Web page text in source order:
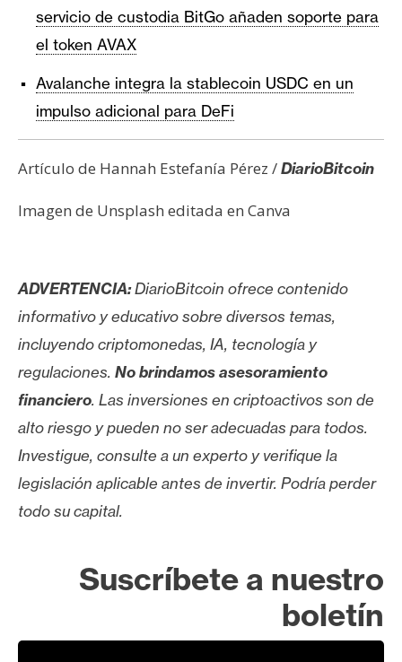
servicio de custodia BitGo añaden soporte para
el token AVAX
Avalanche integra la stablecoin USDC en un
impulso adicional para DeFi
Artículo de Hannah Estefanía Pérez /DiarioBitcoin
Imagen de Unsplash editada en Canva
ADVERTENCIA:DiarioBitcoin ofrece contenido
informativo y educativo sobre diversos temas,
incluyendo criptomonedas, IA, tecnología y
regulaciones. No brindamos asesoramiento
financiero. Las inversiones en criptoactivos son de
alto riesgo y pueden no ser adecuadas para todos.
Investigue, consulte a un experto y verifique la
legislación aplicable antes de invertir. Podría perder
todo su capital.
Suscríbete a nuestro
boletín